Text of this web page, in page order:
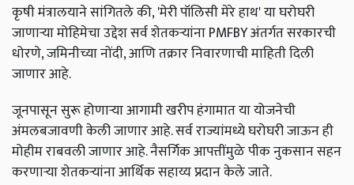
कृषी मंत्रालयाने सांगितले की, 'मेरी पॉलिसी मेरे हाथ' या घरोघरी
जाणाऱ्या मोहिमेचा उद्देश सर्व शेतकऱ्यांना PMFBY अंतर्गत सरकारची
धोरणे, जमिनीच्या नोंदी, आणि तक्रार निवारणाची माहिती दिली
जाणार आहे.
जूनपासून सुरू होणाऱ्या आगामी खरीप हंगामात या योजनेची
अंमलबजावणी केली जाणार आहे. सर्व राज्यांमध्ये घरोघरी जाऊन ही
मोहीम राबवली जाणार आहे. नैसर्गिक आपत्तींमुळे पीक नुकसान सहन
करणार्‍या शेतकर्‍यांना आर्थिक सहाय्य प्रदान केले जाते.